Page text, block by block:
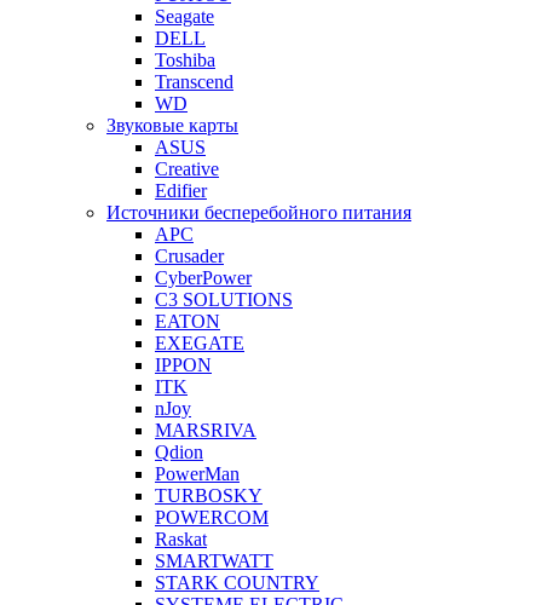
Seagate
DELL
Toshiba
Transcend
WD
Звуковые карты
ASUS
Creative
Edifier
Источники бесперебойного питания
APC
Crusader
CyberPower
C3 SOLUTIONS
EATON
EXEGATE
IPPON
ITK
nJoy
MARSRIVA
Qdion
PowerMan
TURBOSKY
POWERCOM
Raskat
SMARTWATT
STARK COUNTRY